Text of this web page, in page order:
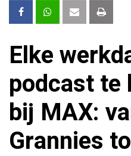
Elke
podcast te
bij MAX:
Grannies